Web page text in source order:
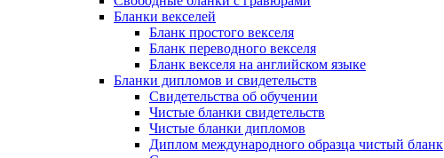
Бланки векселей
Бланк простого векселя
Бланк переводного векселя
Бланк векселя на английском языке
Бланки дипломов и свидетельств
Свидетельства об обучении
Чистые бланки свидетельств
Чистые бланки дипломов
Диплом международного образца чистый бланк